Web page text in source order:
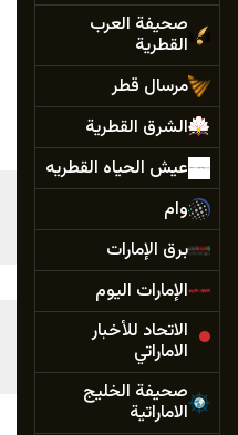
صحيفة العرب
القطرية
مرسال قطر
الشرق القطرية
عيش الحياه القطريه
وام
برق الإمارات
الإمارات اليوم
الاتحاد للأخبار
الاماراتي
صحيفة الخليج
الاماراتية